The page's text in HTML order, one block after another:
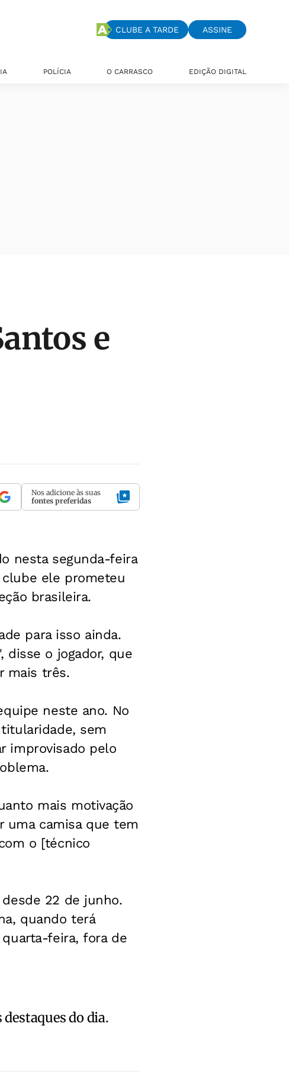
CLUBE A TARDE ASSINE
POLÍCIA O CARRASCO EDIÇÃO DIGITAL
e
Nos adicione às suas
fontes preferidas
nesta segunda-feira
ele prometeu
brasileira.
para isso ainda.
disse o jogador, que
mais três.
neste ano. No
sem
improvisado pelo
mais motivação
uma camisa que tem
o [técnico
desde 22 de junho.
quando terá
feira, fora de
do dia.